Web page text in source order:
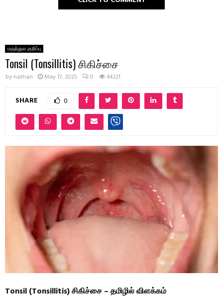
மருத்துவ குறிப்பு
Tonsil (Tonsillitis) சிகிச்சை
by nathan May 17, 2025 0 44321
SHARE 0
Tonsil (Tonsillitis) சிகிச்சை – தமிழில் விளக்கம்